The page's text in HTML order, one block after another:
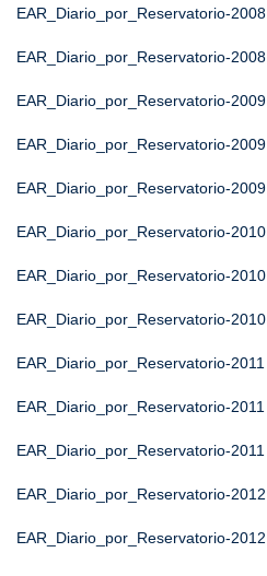
EAR_Diario_por_Reservatorio-2008
EAR_Diario_por_Reservatorio-2008
EAR_Diario_por_Reservatorio-2009
EAR_Diario_por_Reservatorio-2009
EAR_Diario_por_Reservatorio-2009
EAR_Diario_por_Reservatorio-2010
EAR_Diario_por_Reservatorio-2010
EAR_Diario_por_Reservatorio-2010
EAR_Diario_por_Reservatorio-2011
EAR_Diario_por_Reservatorio-2011
EAR_Diario_por_Reservatorio-2011
EAR_Diario_por_Reservatorio-2012
EAR_Diario_por_Reservatorio-2012